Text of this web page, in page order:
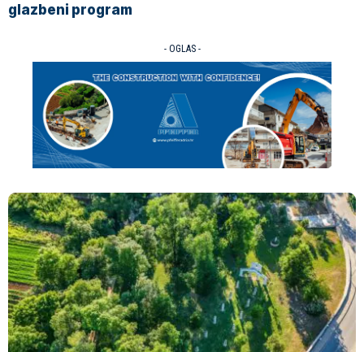
glazbeni program
- OGLAS -